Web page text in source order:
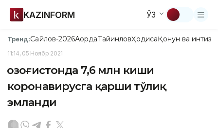
KAZINFORM ЎЗ
Тренд:Сайлов-2026АқордаТайинловҲодисаҚонун ва
11:14, 05 Ноябр 2021
Қозоғистонда 7,6 млн киши
коронавирусга қарши тўлиқ
эмланди